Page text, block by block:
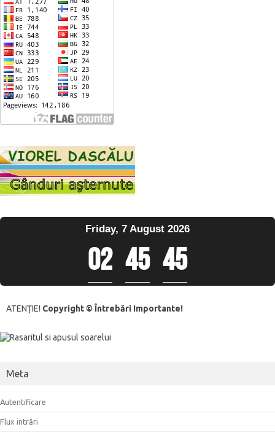
Friday, 7 August 2026
02 45 45
ATENŢIE! Copyright © Întrebări Importante!
Meta
Autentificare
Flux intrări